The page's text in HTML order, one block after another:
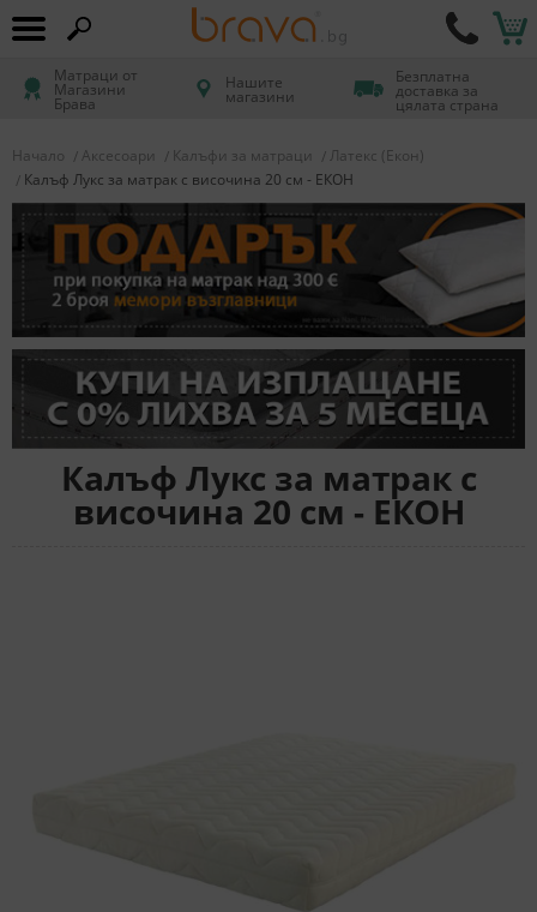
Матраци от
Магазини
Брава
Нашите
магазини
Безплатна
доставка за
цялата страна
Начало Аксесоари Калъфи за матраци
Латекс (Екон)
Калъф Лукс за матрак с височина 20 см - ЕКОН
Калъф Лукс за матрак с
височина 20 см - ЕКОН